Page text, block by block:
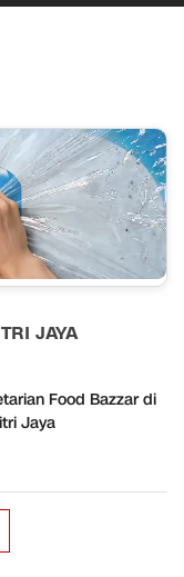
JAYA
Food Bazzar di
Jaya